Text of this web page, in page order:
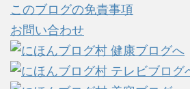
このブログの免責事項
お問い合わせ